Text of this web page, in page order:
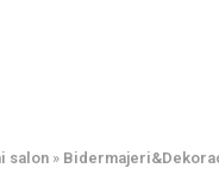
salon »